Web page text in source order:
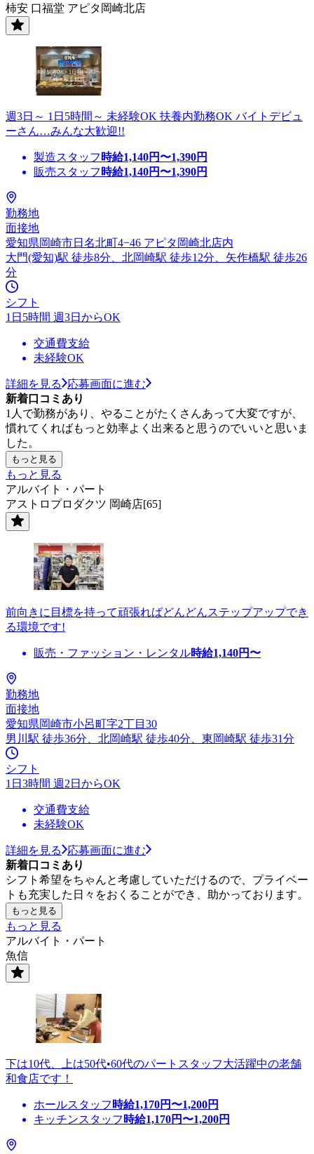
柿安 口福堂 アピタ岡崎北店
週3日～ 1日5時間～ 未経験OK 扶養内勤務OK バイトデビュ
ーさん…みんな大歓迎!!
製造スタッフ 時給1,140円〜1,390円
販売スタッフ 時給1,140円〜1,390円
勤務地
面接地
愛知県岡崎市日名北町4−46 アピタ岡崎北店内
大門(愛知)駅 徒歩8分、北岡崎駅 徒歩12分、矢作橋駅 徒歩26
分
シフト
1日5時間 週3日からOK
交通費支給
未経験OK
詳細を見る
応募画面に進む
新着口コミあり
1人で勤務があり、やることがたくさんあって大変ですが、
慣れてくればもっと効率よく出来ると思うのでいいと思いま
した。
もっと見る
もっと見る
アルバイト・パート
アストロプロダクツ 岡崎店[65]
前向きに目標を持って頑張ればどんどんステップアップでき
る環境です!
販売・ファッション・レンタル時給1,140円〜
勤務地
面接地
愛知県岡崎市小呂町字2丁目30
男川駅 徒歩36分、北岡崎駅 徒歩40分、東岡崎駅 徒歩31分
シフト
1日3時間 週2日からOK
交通費支給
未経験OK
詳細を見る
応募画面に進む
新着口コミあり
シフト希望をちゃんと考慮していただけるので、プライベー
トも充実した日々をおくることができ、助かっております。
もっと見る
もっと見る
アルバイト・パート
魚信
下は10代、上は50代•60代のパートスタッフ大活躍中の老舗
和食店です！
ホールスタッフ 時給1,170円〜1,200円
キッチンスタッフ 時給1,170円〜1,200円